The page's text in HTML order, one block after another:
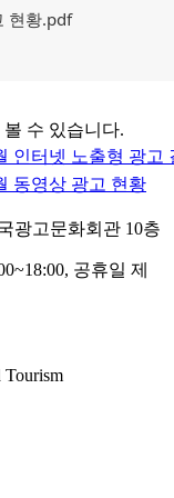
현황.pdf
수 있습니다.
인터넷 노출형 광고
동영상 광고 현황
광고문화회관 10층
공휴일 제